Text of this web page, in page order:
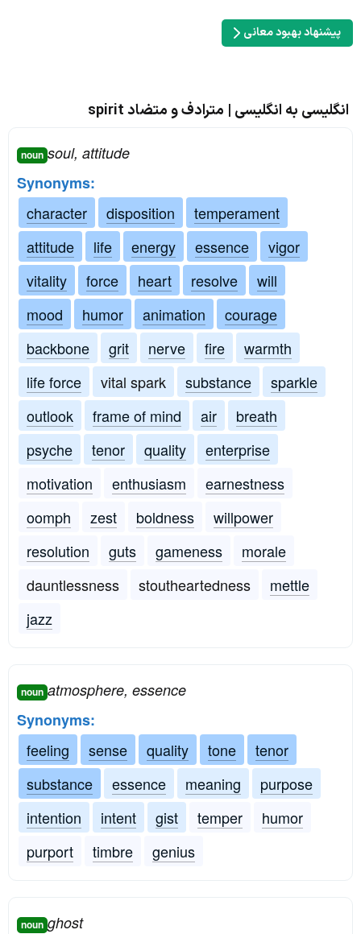
پیشنهاد بهبود معانی
انگلیسی به انگلیسی | مترادف و متضاد spirit
noun soul, attitude
Synonyms:
character
disposition
temperament
attitude
life energy essence
vigor
vitality
force heart resolve
will
mood
humor animation
courage
backbone
grit nerve fire
warmth
life force
vital spark substance
sparkle
outlook
frame of mind air
breath
psyche
tenor quality
enterprise
motivation
enthusiasm
earnestness
oomph
zest boldness
willpower
resolution
guts gameness
morale
dauntlessness
stoutheartedness
mettle
jazz
noun atmosphere, essence
Synonyms:
feeling
sense quality tone
tenor
substance
essence meaning
purpose
intention
intent gist temper
humor
purport
timbre genius
noun ghost